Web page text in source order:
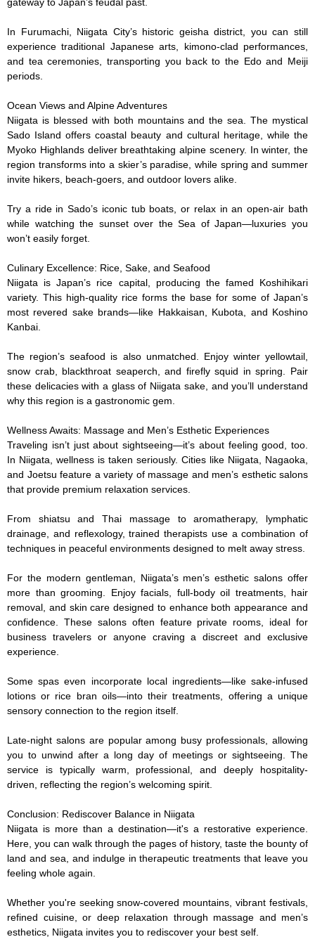
In Furumachi, Niigata City’s historic geisha district, you can still
experience traditional Japanese arts, kimono-clad performances,
and tea ceremonies, transporting you back to the Edo and Meiji
periods.
Ocean Views and Alpine Adventures
Niigata is blessed with both mountains and the sea. The mystical
Sado Island offers coastal beauty and cultural heritage, while the
Myoko Highlands deliver breathtaking alpine scenery. In winter, the
region transforms into a skier’s paradise, while spring and summer
invite hikers, beach-goers, and outdoor lovers alike.
Try a ride in Sado’s iconic tub boats, or relax in an open-air bath
while watching the sunset over the Sea of Japan—luxuries you
won’t easily forget.
Culinary Excellence: Rice, Sake, and Seafood
Niigata is Japan’s rice capital, producing the famed Koshihikari
variety. This high-quality rice forms the base for some of Japan’s
most revered sake brands—like Hakkaisan, Kubota, and Koshino
Kanbai.
The region’s seafood is also unmatched. Enjoy winter yellowtail,
snow crab, blackthroat seaperch, and firefly squid in spring. Pair
these delicacies with a glass of Niigata sake, and you’ll understand
why this region is a gastronomic gem.
Wellness Awaits: Massage and Men’s Esthetic Experiences
Traveling isn’t just about sightseeing—it’s about feeling good, too.
In Niigata, wellness is taken seriously. Cities like Niigata, Nagaoka,
and Joetsu feature a variety of massage and men’s esthetic salons
that provide premium relaxation services.
From shiatsu and Thai massage to aromatherapy, lymphatic
drainage, and reflexology, trained therapists use a combination of
techniques in peaceful environments designed to melt away stress.
For the modern gentleman, Niigata’s men’s esthetic salons offer
more than grooming. Enjoy facials, full-body oil treatments, hair
removal, and skin care designed to enhance both appearance and
confidence. These salons often feature private rooms, ideal for
business travelers or anyone craving a discreet and exclusive
experience.
Some spas even incorporate local ingredients—like sake-infused
lotions or rice bran oils—into their treatments, offering a unique
sensory connection to the region itself.
Late-night salons are popular among busy professionals, allowing
you to unwind after a long day of meetings or sightseeing. The
service is typically warm, professional, and deeply hospitality-
driven, reflecting the region’s welcoming spirit.
Conclusion: Rediscover Balance in Niigata
Niigata is more than a destination—it's a restorative experience.
Here, you can walk through the pages of history, taste the bounty of
land and sea, and indulge in therapeutic treatments that leave you
feeling whole again.
Whether you're seeking snow-covered mountains, vibrant festivals,
refined cuisine, or deep relaxation through massage and men’s
esthetics, Niigata invites you to rediscover your best self.